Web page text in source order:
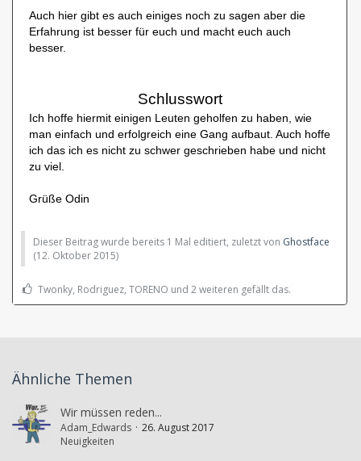
Auch hier gibt es auch einiges noch zu sagen aber die
Erfahrung ist besser für euch und macht euch auch
besser.
Schlusswort
Ich hoffe hiermit einigen Leuten geholfen zu haben, wie
man einfach und erfolgreich eine Gang aufbaut. Auch hoffe
ich das ich es nicht zu schwer geschrieben habe und nicht
zu viel.
Grüße Odin
Dieser Beitrag wurde bereits 1 Mal editiert, zuletzt von Ghostface
(12. Oktober 2015)
Twonky, Rodriguez, TORENO und 2 weiteren gefällt das.
Ähnliche Themen
Wir müssen reden...
Adam_Edwards
26. August 2017
Neuigkeiten